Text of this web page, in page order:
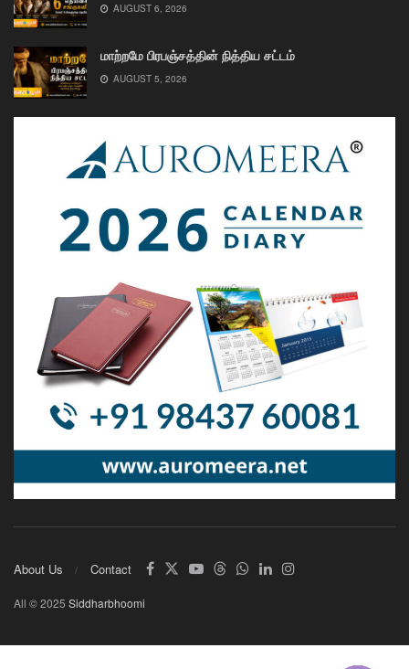
AUGUST 6, 2026
மாற்றமே பிரபஞ்சத்தின் நித்திய சட்டம்
AUGUST 5, 2026
About Us Contact
All © 2025 Siddharbhoomi